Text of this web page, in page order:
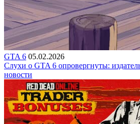
GTA 6 05.02.2026
Слухи о GTA 6 опровергнуты:
новости